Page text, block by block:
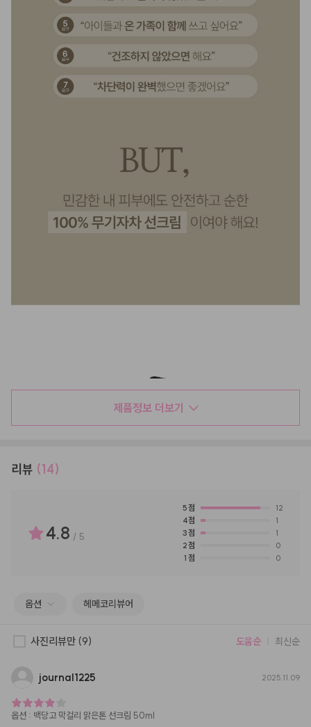
제품정보 더보기
리뷰 (14)
4.8 / 5
5점
12
4점
1
3점
1
2점
0
1 점 0
옵션 헤메코리뷰어
사진리뷰만 (9) 도움순 최신순
journal1225 2025.11.09
옵션 : 백당고 막걸리 맑은톤 선크림 50ml